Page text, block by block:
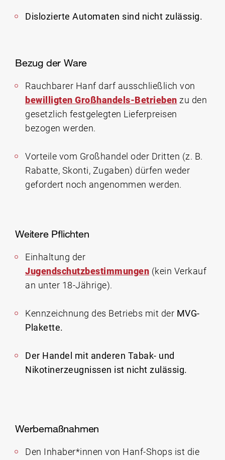
Dislozierte Automaten sind nicht zulässig.
Bezug der Ware
Rauchbarer Hanf darf ausschließlich von
bewilligten Großhandels-Betrieben zu den
gesetzlich festgelegten Lieferpreisen
bezogen werden.
Vorteile vom Großhandel oder Dritten (z. B.
Rabatte, Skonti, Zugaben) dürfen weder
gefordert noch angenommen werden.
Weitere Pflichten
Einhaltung der
Jugendschutzbestimmungen (kein Verkauf
an unter 18-Jährige).
Kennzeichnung des Betriebs mit der MVG-
Plakette.
Der Handel mit anderen Tabak- und
Nikotinerzeugnissen ist nicht zulässig.
Werbemaßnahmen
Den Inhaber*innen von Hanf-Shops ist die